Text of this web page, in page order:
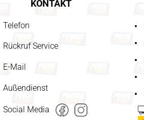
KONTAKT
Telefon
Rückruf Service
E-Mail
Außendienst
Social Media